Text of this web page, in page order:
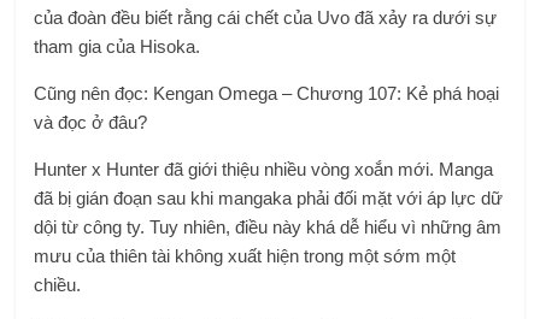
của đoàn đều biết rằng cái chết của Uvo đã xảy ra dưới sự
tham gia của Hisoka.
Cũng nên đọc: Kengan Omega – Chương 107: Kẻ phá hoại
và đọc ở đâu?
Hunter x Hunter đã giới thiệu nhiều vòng xoắn mới. Manga
đã bị gián đoạn sau khi mangaka phải đối mặt với áp lực dữ
dội từ công ty. Tuy nhiên, điều này khá dễ hiểu vì những âm
mưu của thiên tài không xuất hiện trong một sớm một
chiều.